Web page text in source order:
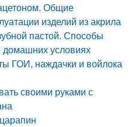
Общие
изделий из акрила
пастой. Способы
домашних условиях
ГОИ, наждачки и войлока
своими руками с